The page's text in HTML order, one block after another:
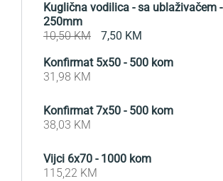
was:
is:
Kuglična vodilica - sa ublaživačem -
250mm
10,50KM
Original
was:
7,50 KM
is:
Konfirmat 5x50 - 500 kom
31,98 KM
Konfirmat 7x50 - 500 kom
38,03 KM
Vijci 6x70 - 1000 kom
115,22 KM